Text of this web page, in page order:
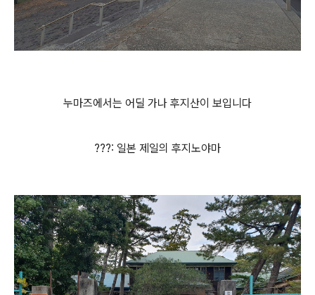
누마즈에서는 어딜 가나 후지산이 보입니다
???: 일본 제일의 후지노야마